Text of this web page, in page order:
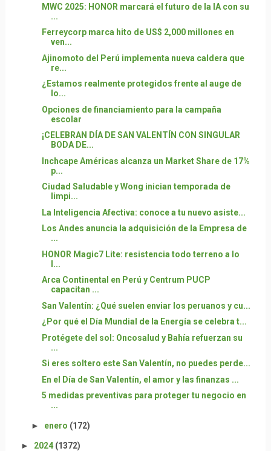
MWC 2025: HONOR marcará el futuro de la IA con su
...
Ferreycorp marca hito de US$ 2,000 millones en
ven...
Ajinomoto del Perú implementa nueva caldera que
re...
¿Estamos realmente protegidos frente al auge de
lo...
Opciones de financiamiento para la campaña
escolar
¡CELEBRAN DÍA DE SAN VALENTÍN CON SINGULAR
BODA DE...
Inchcape Américas alcanza un Market Share de 17%
p...
Ciudad Saludable y Wong inician temporada de
limpi...
La Inteligencia Afectiva: conoce a tu nuevo asiste...
Los Andes anuncia la adquisición de la Empresa de
...
HONOR Magic7 Lite: resistencia todo terreno a lo
l...
Arca Continental en Perú y Centrum PUCP
capacitan ...
San Valentín: ¿Qué suelen enviar los peruanos y cu...
¿Por qué el Día Mundial de la Energía se celebra t...
Protégete del sol: Oncosalud y Bahía refuerzan su
...
Si eres soltero este San Valentín, no puedes perde...
En el Día de San Valentín, el amor y las finanzas ...
5 medidas preventivas para proteger tu negocio en
...
► enero (172)
► 2024 (1372)